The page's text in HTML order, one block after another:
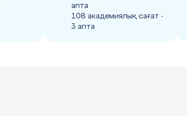
апта
108 академиялық сағат -
3 апта